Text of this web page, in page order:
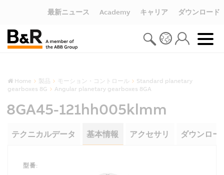
最新ニュース Academy キャリア ダウンロード
Home 製品 モーション・コントロール
Standard planetary
gearboxes 8G
Angular planetary gearboxes 8GA
8GA45-121hh005klmm
テクニカルデータ 基本情報 アクセサリ ダウンロー
型番: